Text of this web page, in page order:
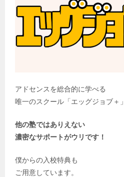
アドセンスを総合的に学べる
唯一のスクール「エッグジョブ＋」
他の塾ではありえない
濃密なサポートがウリです！
僕からの入校特典も
ご用意しています。